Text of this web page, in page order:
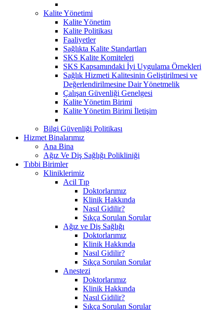
Kalite Yönetimi
Kalite Yönetim
Kalite Politikası
Faaliyetler
Sağlıkta Kalite Standartları
SKS Kalite Komiteleri
SKS Kapsamındaki İyi Uygulama Örnekleri
Sağlık Hizmeti Kalitesinin Geliştirilmesi ve
Değerlendirilmesine Dair Yönetmelik
Çalışan Güvenliği Genelgesi
Kalite Yönetim Birimi
Kalite Yönetim Birimi İletişim
Bilgi Güvenliği Politikası
Hizmet Binalarımız
Ana Bina
Ağız Ve Diş Sağlığı Polikliniği
Tıbbi Birimler
Kliniklerimiz
Acil Tıp
Doktorlarımız
Klinik Hakkında
Nasıl Gidilir?
Sıkça Sorulan Sorular
Ağız ve Diş Sağlığı
Doktorlarımız
Klinik Hakkında
Nasıl Gidilir?
Sıkça Sorulan Sorular
Anestezi
Doktorlarımız
Klinik Hakkında
Nasıl Gidilir?
Sıkça Sorulan Sorular